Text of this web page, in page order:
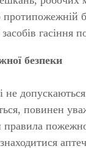
протипожежній
гасіння
безпеки
не
повинен
правила